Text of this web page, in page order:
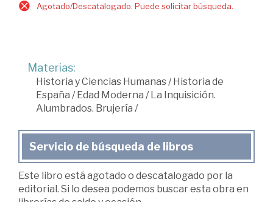
Agotado/Descatalogado. Puede solicitar búsqueda.
Materias:
Historia y Ciencias Humanas/Historia de
España /Edad Moderna /La Inquisición.
Alumbrados. Brujería /
Servicio de búsqueda de libros
Este libro está agotado o descatalogado por la
editorial. Si lo desea podemos buscar esta obra en